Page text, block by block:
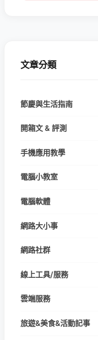
文章分類
節慶與生活指南
開箱文 & 評測
手機應用教學
電腦小教室
電腦軟體
網路大小事
網路社群
線上工具/服務
雲端服務
旅遊&美食&活動記事